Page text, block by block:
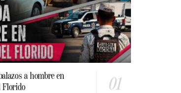
a hombre en
Florido